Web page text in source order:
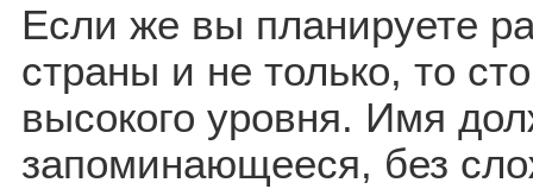
Если же вы планируете
страны и не только, то
высокого уровня. Имя
запоминающееся, без